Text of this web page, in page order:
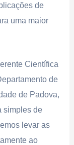
de
uma maior
Científica
de
de Padova,
simples de
levar as
ao